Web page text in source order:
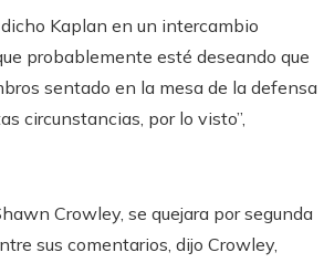
Kaplan en un intercambio
probablemente esté deseando que
sentado en la mesa de la defensa
circunstancias, por lo visto”,
Crowley, se quejara por segunda
sus comentarios, dijo Crowley,